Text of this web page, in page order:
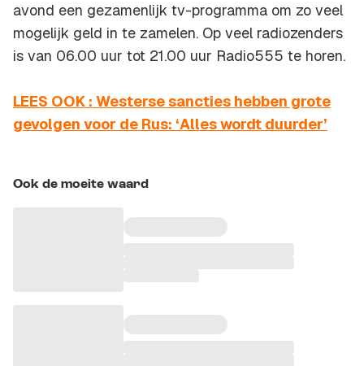
avond een gezamenlijk tv-programma om zo veel
mogelijk geld in te zamelen. Op veel radiozenders
is van 06.00 uur tot 21.00 uur Radio555 te horen.
LEES OOK : Westerse sancties hebben grote
gevolgen voor de Rus: ‘Alles wordt duurder’
Ook de moeite waard